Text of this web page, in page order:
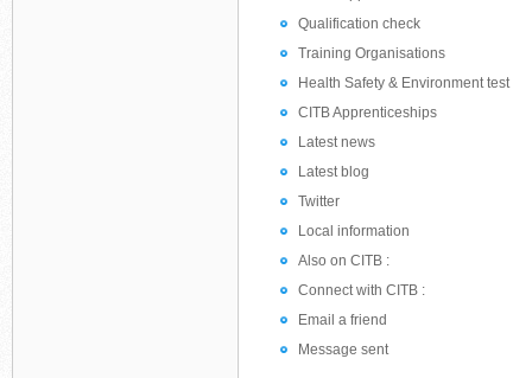
Qualification check
Training Organisations
Health Safety & Environment test
CITB Apprenticeships
Latest news
Latest blog
Twitter
Local information
Also on CITB :
Connect with CITB :
Email a friend
Message sent